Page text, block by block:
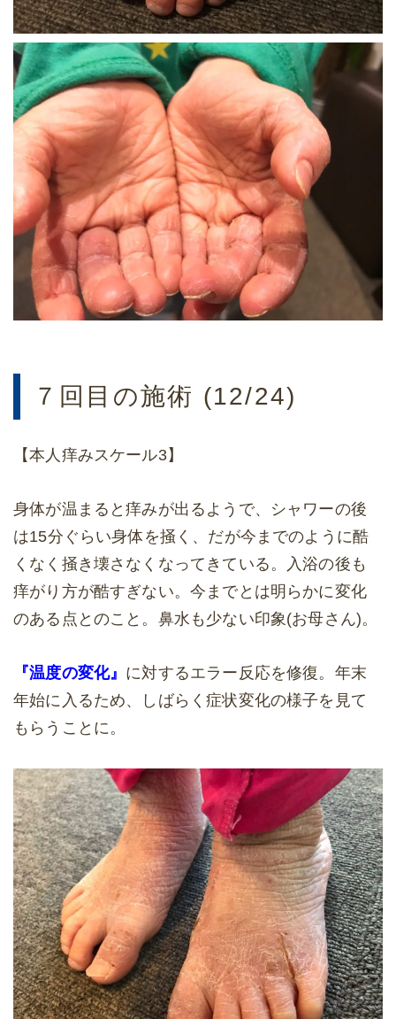
７回目の施術 (12/24)
【本人痒みスケール3】
身体が温まると痒みが出るようで、シャワーの後
は15分ぐらい身体を掻く、だが今までのように酷
くなく掻き壊さなくなってきている。入浴の後も
痒がり方が酷すぎない。今までとは明らかに変化
のある点とのこと。鼻水も少ない印象(お母さん)。
『温度の変化』 に対するエラー反応を修復。年末
年始に入るため、しばらく症状変化の様子を見て
もらうことに。